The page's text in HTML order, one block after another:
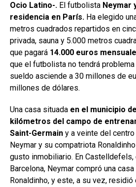
Ocio Latino-. El futbolista Neymar
residencia en París. Ha elegido
metros cuadrados repartidos en
privada, sauna y 5.000 metros
que pagará 14.000 euros
que el futbolista no tendrá problema
sueldo asciende a 30 millones de
millones de dólares.
Una casa situada en el municipio
kilómetros del campo de
Saint-Germain y a veinte del
Neymar y su compatriota
gusto inmobiliario. En Castelldefels,
Barcelona, Neymar compró una
Ronaldinho, y este, a su vez, residió